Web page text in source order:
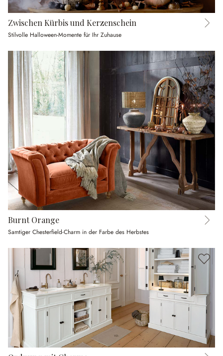
Zwischen Kürbis und Kerzenschein
Stilvolle Halloween-Momente für Ihr Zuhause
Burnt Orange
Samtiger Chesterfield-Charm in der Farbe des Herbstes